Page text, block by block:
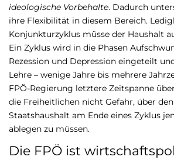
ideologische Vorbehalte. Dadurch
ihre Flexibilität in diesem Bereich.
Konjunkturzyklus müsse der Haushalt
Ein Zyklus wird in die Phasen
Rezession und Depression eingeteilt
Lehre – wenige Jahre bis mehrere
FPÖ-Regierung letztere Zeitspanne
die Freiheitlichen nicht Gefahr, über
Staatshaushalt am Ende eines Zyklus
ablegen zu müssen.
Die FPÖ ist